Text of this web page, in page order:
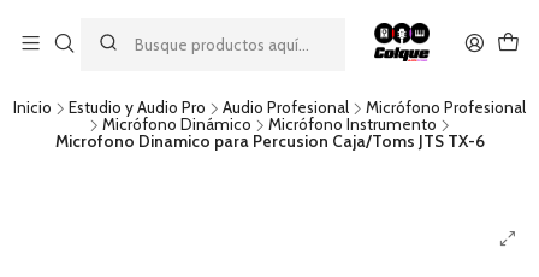
descuento por pago con transferencia bancaria
por una compra mínima de $49.990. Este descuento no es
acumulable a otras promociones ni aplicable a gastos de envío.
Inicio Estudio y Audio Pro Audio Profesional
Micrófono Profesional
Micrófono Dinámico
Micrófono Instrumento
Microfono Dinamico para Percusion Caja/Toms JTS TX-6